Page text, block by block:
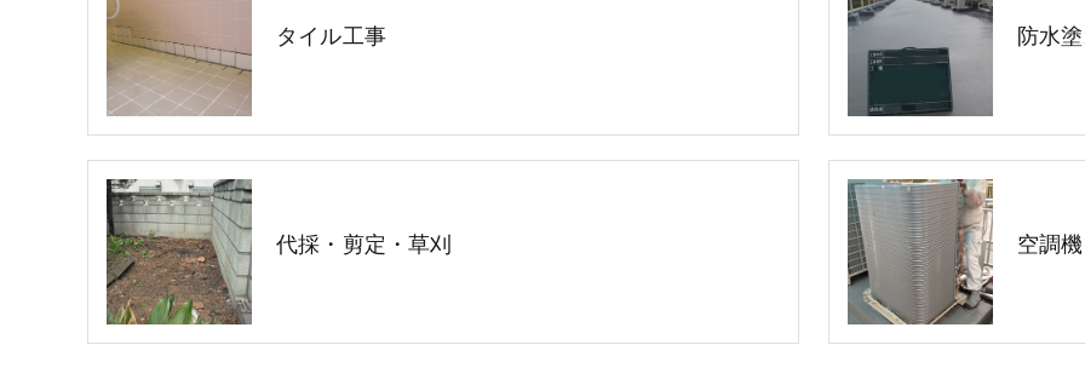
タイル工事 防水
代採・剪定・草刈 空調